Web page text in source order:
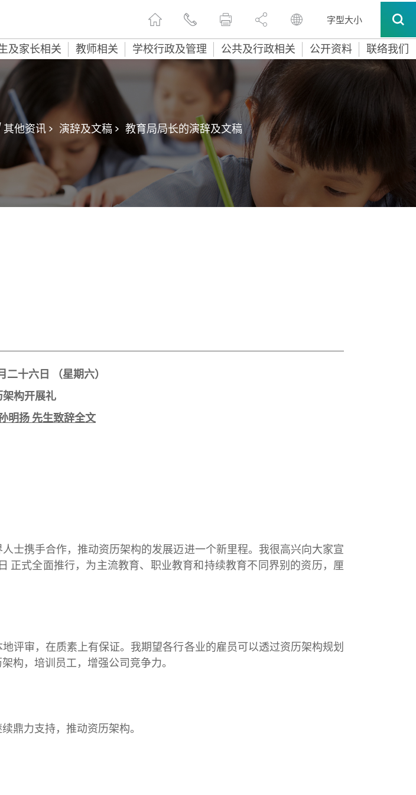
字型大小
及家长相关 教师相关 学校行政及管理 公共及行政相关 公开资料 联络我们
他资讯 > 演辞及文稿 > 教育局局长的演辞及文稿
二十六日
（星期六）
架构开展礼
明扬 先生致辞全文
士携手合作，推动资历架构的发展迈进一个新里程。我很高兴向大家宣
正式全面推行，为主流教育、职业教育和持续教育不同界别的资历，厘
评审，在质素上有保证。我期望各行各业的雇员可以透过资历架构规划
构，培训员工，增强公司竞争力。
鼎力支持，推动资历架构。